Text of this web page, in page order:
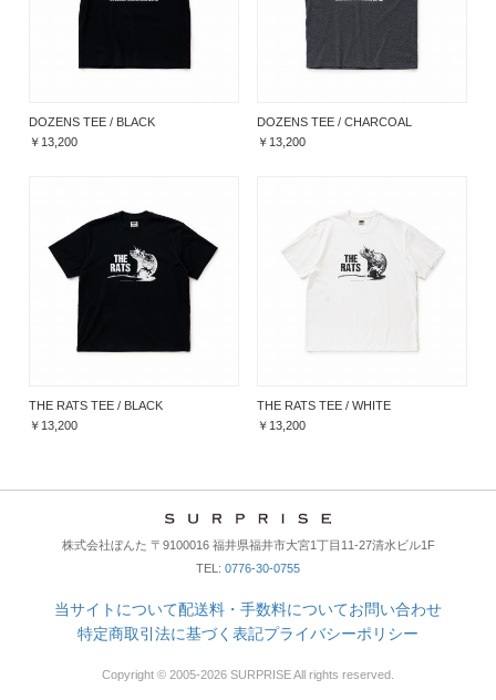
DOZENS TEE / BLACK
￥13,200
DOZENS TEE / CHARCOAL
￥13,200
THE RATS TEE / BLACK
￥13,200
THE RATS TEE / WHITE
￥13,200
株式会社ぼんた 〒9100016 福井県福井市大宮1丁目11-27清水ビル1F
TEL: 0776-30-0755
当サイトについて配送料・手数料についてお問い合わせ
特定商取引法に基づく表記プライバシーポリシー
Copyright © 2005-2026 SURPRISE All rights reserved.